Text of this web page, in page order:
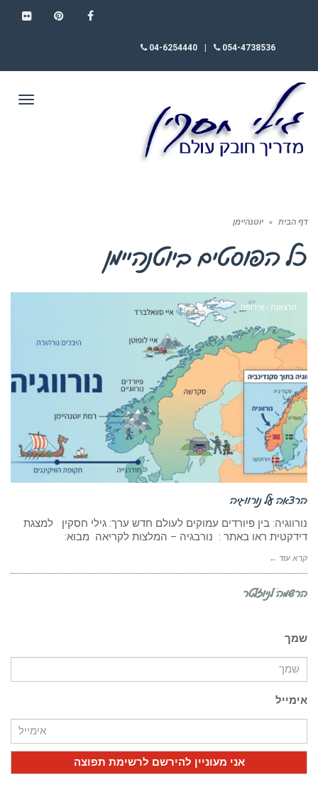
054-4738536
04-6254440
דף הבית » יוטנהיימן
כל הפוסטים ביוטנהיימן
הרצאות - אירופה
הרצאה על נורווגיה
נורווגיה: בין פיורדים עמוקים לעולם חדש ערך: גילי חסקין למצגת
דידקטית ראו באתר : נורבגיה – המלצות לקריאה מבוא:
קרא עוד ←
הרשמה לניוזלטר
שמך
אימייל